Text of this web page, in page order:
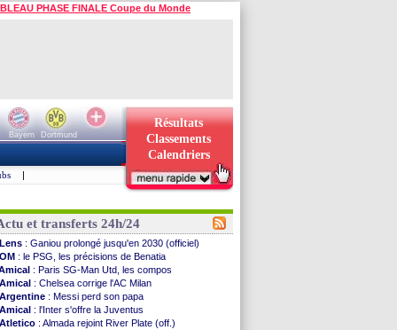
PHASE FINALE Coupe du Monde
Bayern
Dortmund
Résultats
Classements
Calendriers
|
et transferts 24h/24
Lens : Ganiou prolongé jusqu'en 2030 (officiel)
OM : le PSG, les précisions de Benatia
: Paris SG-Man Utd, les compos
Amical : Chelsea corrige l'AC Milan
Argentine : Messi perd son papa
Amical : l'Inter s'offre la Juventus
Atletico : Almada rejoint River Plate (off.)